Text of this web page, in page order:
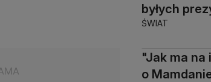
byłych
ŚWIAT
"Jak ma na
o